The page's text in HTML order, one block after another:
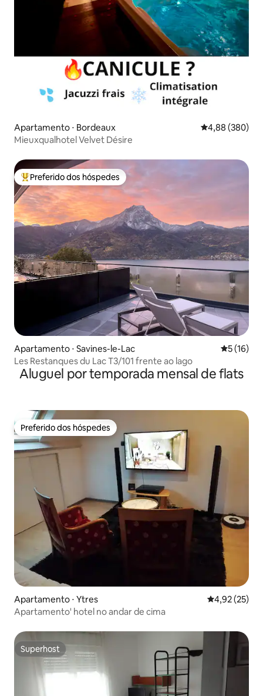
Apartamento ⋅ Bordeaux 4,88 de uma
4,88 (380)
Mieuxqualhotel Velvet Désire
Entre os melhores preferidos dos hóspedes
Preferido dos hóspedes
Apartamento ⋅ Savines-le-Lac 5 de uma
5 (16)
Les Restanques du Lac T3/101 frente ao lago
Aluguel por temporada mensal de flats
Preferido dos hóspedes
Preferido dos hóspedes
Apartamento ⋅ Ytres 4,92 de uma
4,92 (25)
Apartamento' hotel no andar de cima
Superhost
Superhost